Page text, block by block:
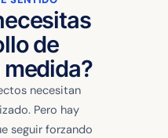
de
necesitan
Pero hay
seguir forzando